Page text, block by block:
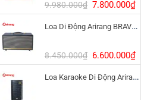
8.800.000₫.
9.980.000₫ Giá
gốc
là:
7.800.000₫Giá
hiện
tại
Loa Di Động Arirang BRAVO 8 800W Có Micro
8.450.000₫ Giá
gốc
là:
6.600.000₫Giá
hiện
tại
Loa Karaoke Di Động Arirang EDGE-X Model I